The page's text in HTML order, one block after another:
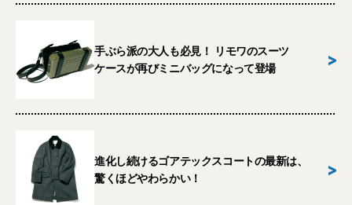
手ぶら派の大人も必見！ リモワのスーツ
ケースが再びミニバッグになって登場
>
進化し続けるゴアテックスコートの最新は、
驚くほどやわらかい！
>